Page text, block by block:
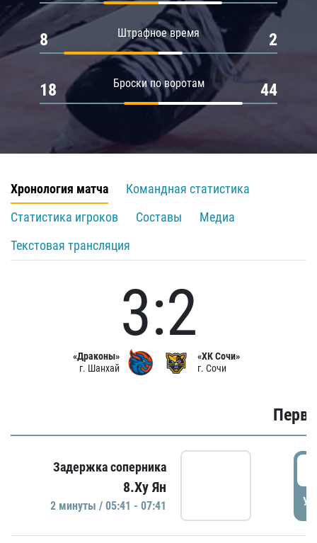
Штрафное время
8 2
Броски по воротам
18 44
Хронология матча
Командная статистика
Статистика игроков
Составы
Медиа
Текстовая трансляция
«Драконы»
г. Шанхай
3:2
«ХК Сочи»
г. Сочи
Задержка соперника
8.Ху Ян
2 минуты / 05:41 - 07:41